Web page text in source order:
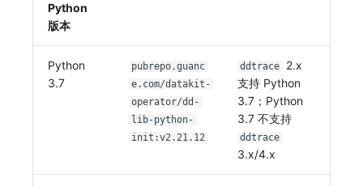
Python
版本
Python
3.7
pubrepo.guanc
e.com/datakit-
operator/dd-
lib-python-
init:v2.21.12
ddtrace
2.x
支持 Python
3.7；Python
3.7 不支持
ddtrace
3.x/4.x